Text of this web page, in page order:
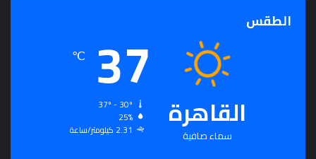
الطقس
القاهرة
سماء صافية
37
℃
25%
2.31 كيلومتر/ساعة